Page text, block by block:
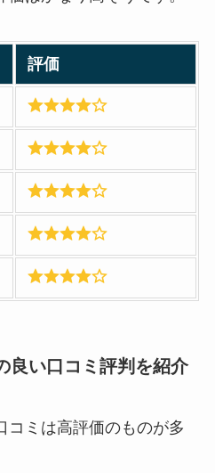
評価
良い口コミ評判を紹介
コミは高評価のものが多